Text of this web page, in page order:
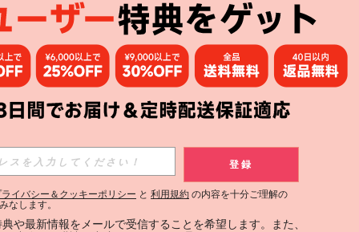
アプリ
購読
登録する
登録
イバシー＆クッキーポリシー と 利用規約 の内容を十分ご理解の
なします。
や最新情報をメールで受信することを希望します。また、